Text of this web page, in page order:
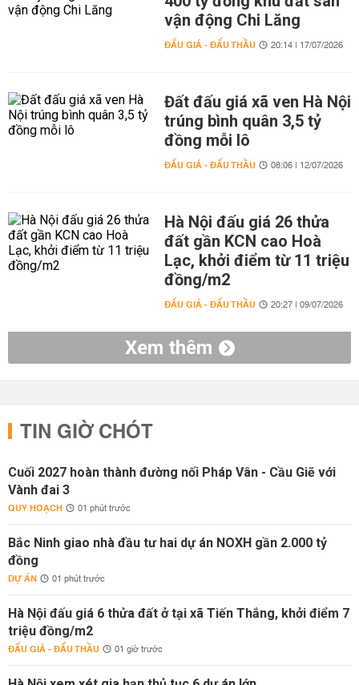
vận động Chi Lăng
ĐẤU GIÁ - ĐẤU THẦU 20:14 | 17/07/2026
Đất đấu giá xã ven Hà Nội
trúng bình quân 3,5 tỷ
đồng mỗi lô
ĐẤU GIÁ - ĐẤU THẦU 08:06 | 12/07/2026
Hà Nội đấu giá 26 thửa
đất gần KCN cao Hoà
Lạc, khởi điểm từ 11 triệu
đồng/m2
ĐẤU GIÁ - ĐẤU THẦU 20:27 | 09/07/2026
Xem thêm
TIN GIỜ CHÓT
Cuối 2027 hoàn thành đường nối Pháp Vân - Cầu Giẽ với
Vành đai 3
QUY HOẠCH 01 phút trước
Bắc Ninh giao nhà đầu tư hai dự án NOXH gần 2.000 tỷ
đồng
DỰ ÁN 01 phút trước
Hà Nội đấu giá 6 thửa đất ở tại xã Tiến Thắng, khởi điểm 7
triệu đồng/m2
ĐẤU GIÁ - ĐẤU THẦU 01 giờ trước